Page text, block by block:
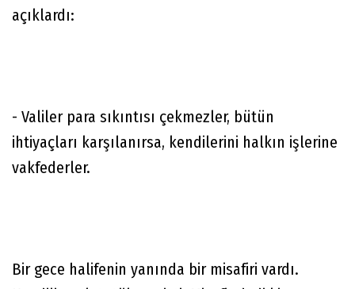
açıklardı:
- Valiler para sıkıntısı çekmezler, bütün
ihtiyaçları karşılanırsa, kendilerini halkın işlerine
vakfederler.
Bir gece halifenin yanında bir misafiri vardı.